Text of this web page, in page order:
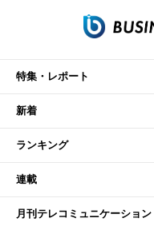
特集・レポート
新着
ランキング
連載
月刊テレコミュニケーション